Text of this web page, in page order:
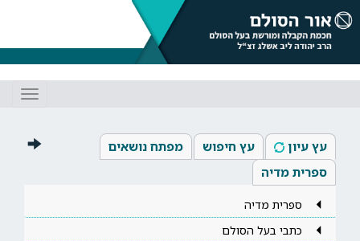
עץ עיון עץ חיפוש
מפתח נושאים
ספרית מדיה
ספרית מדיה
כתבי בעל הסולם